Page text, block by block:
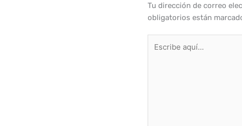
Tu dirección de correo
obligatorios están
aquí...